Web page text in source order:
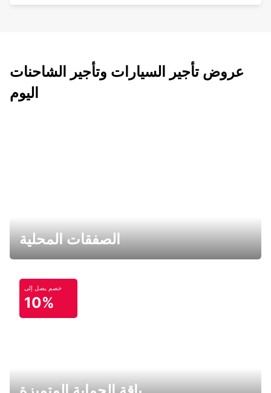
عروض تأجير السيارات وتأجير الشاحنات
اليوم
الصفقات المحلية
خصم يصل إلى
10%